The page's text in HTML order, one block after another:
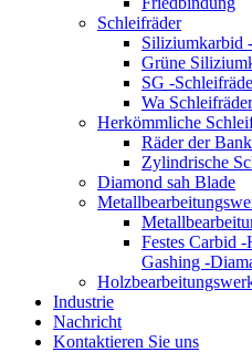
Schleifräder
Siliziumkarbid
Grüne
SG -
Wa Schleifräder
Herkömmliche
Räder der
Zylindrische
Diamond sah Blade
Festes Carbid
Gashing -
Industrie
Nachricht
Kontaktieren Sie uns